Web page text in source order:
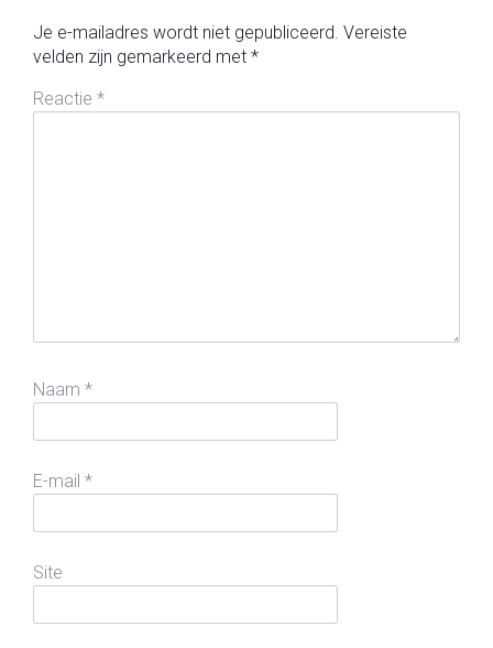
Je e-mailadres wordt niet gepubliceerd. Vereiste
velden zijn gemarkeerd met *
Reactie *
Naam *
E-mail *
Site